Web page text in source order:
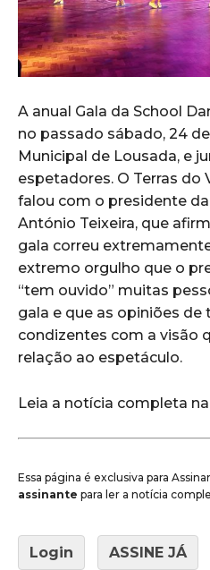
A anual Gala da School
no passado sábado, 24
Municipal de Lousada, e
espetadores. O Terras do
falou com o presidente
António Teixeira, que
gala correu
extremo orgulho que o
“tem ouvido” muitas
gala e que as opiniões
condizentes com a visão
relação ao espetáculo.
Leia a notícia completa
Essa página é exclusiva para
assinante para ler a notícia
Login ASSINE JÁ